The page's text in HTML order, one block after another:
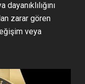
zarar gören
veya